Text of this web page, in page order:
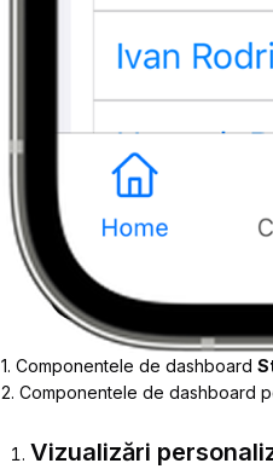
1. Componentele de dashboard
2. Componentele de dashboard
Vizualizări